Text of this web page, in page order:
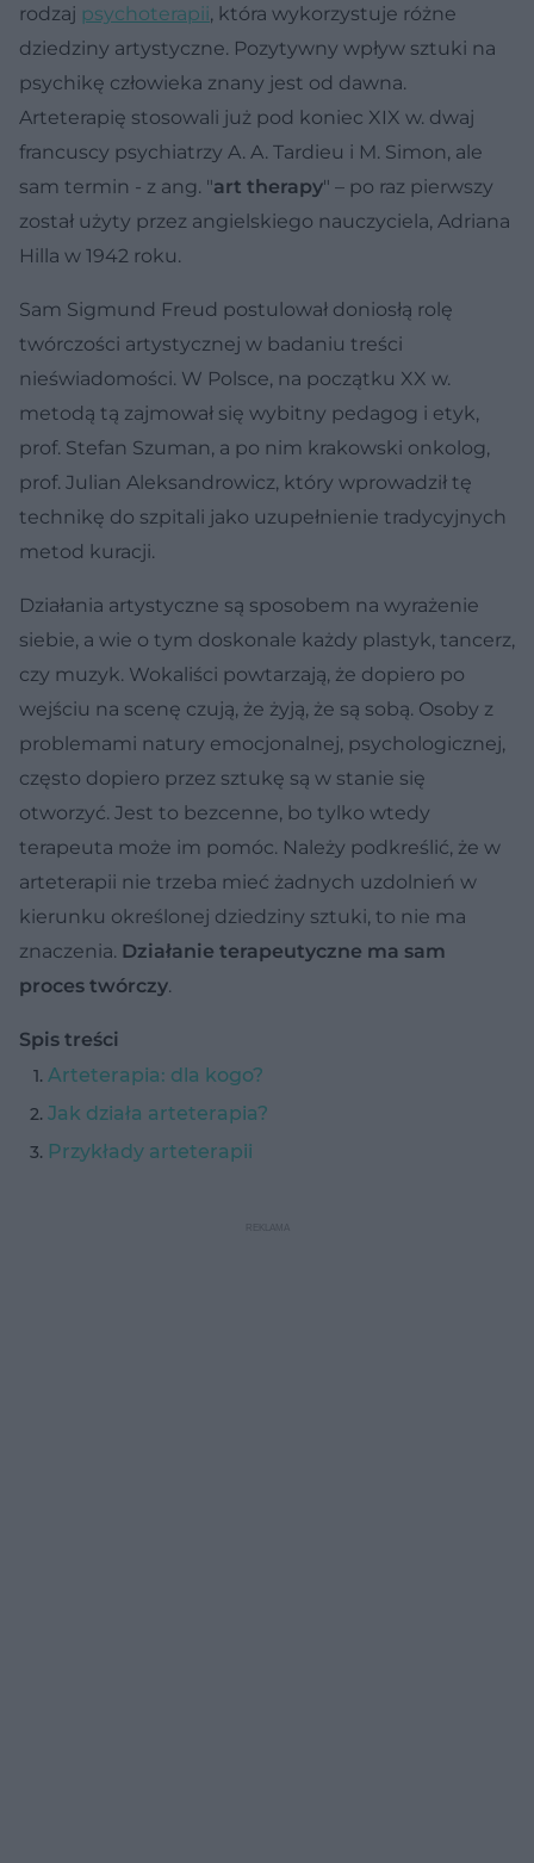
rodzaj psychoterapii, która wykorzystuje różne
dziedziny artystyczne. Pozytywny wpływ sztuki na
psychikę człowieka znany jest od dawna.
Arteterapię stosowali już pod koniec XIX w. dwaj
francuscy psychiatrzy A. A. Tardieu i M. Simon, ale
sam termin - z ang. "art therapy" – po raz pierwszy
został użyty przez angielskiego nauczyciela, Adriana
Hilla w 1942 roku.
Sam Sigmund Freud postulował doniosłą rolę
twórczości artystycznej w badaniu treści
nieświadomości. W Polsce, na początku XX w.
metodą tą zajmował się wybitny pedagog i etyk,
prof. Stefan Szuman, a po nim krakowski onkolog,
prof. Julian Aleksandrowicz, który wprowadził tę
technikę do szpitali jako uzupełnienie tradycyjnych
metod kuracji.
Działania artystyczne są sposobem na wyrażenie
siebie, a wie o tym doskonale każdy plastyk, tancerz,
czy muzyk. Wokaliści powtarzają, że dopiero po
wejściu na scenę czują, że żyją, że są sobą. Osoby z
problemami natury emocjonalnej, psychologicznej,
często dopiero przez sztukę są w stanie się
otworzyć. Jest to bezcenne, bo tylko wtedy
terapeuta może im pomóc. Należy podkreślić, że w
arteterapii nie trzeba mieć żadnych uzdolnień w
kierunku określonej dziedziny sztuki, to nie ma
znaczenia. Działanie terapeutyczne ma sam
proces twórczy.
Spis treści
Arteterapia: dla kogo?
Jak działa arteterapia?
Przykłady arteterapii